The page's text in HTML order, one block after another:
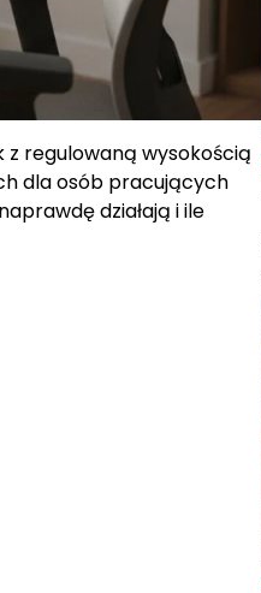
z regulowaną wysokością
dla osób pracujących
działają i ile